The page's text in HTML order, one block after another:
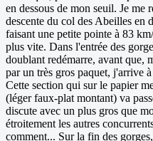
en dessous de mon seuil. Je me
descente du col des Abeilles en
faisant une petite pointe à 83
plus vite. Dans l'entrée des
doublant redémarre, avant que,
par un très gros paquet, j'arrive
Cette section qui sur le papier
(léger faux-plat montant) va
discute avec un plus gros que
étroitement les autres
comment... Sur la fin des